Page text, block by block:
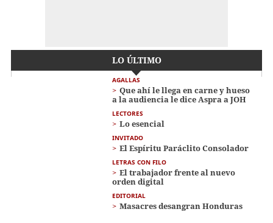
LO ÚLTIMO
AGALLAS
Que ahí le llega en carne y hueso
a la audiencia le dice Aspra a JOH
LECTORES
Lo esencial
INVITADO
El Espíritu Paráclito Consolador
LETRAS CON FILO
El trabajador frente al nuevo
orden digital
EDITORIAL
Masacres desangran Honduras